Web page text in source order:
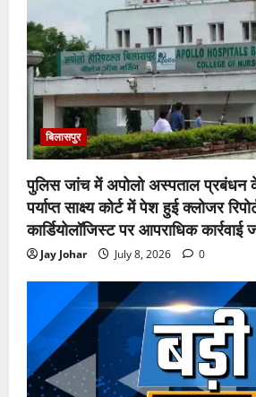
बिलासपुर
पुलिस जांच में अपोलो अस्पताल प्रबंधन
पर्याप्त साक्ष्य कोर्ट में पेश हुई क्लोजर
कार्डियोलॉजिस्ट पर आपराधिक कार्रवाई
Jay Johar July 8, 2026 0